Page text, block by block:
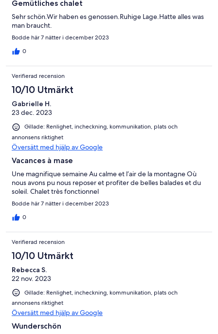
Gemütliches chalet
Sehr schön.Wir haben es genossen.Ruhige Lage.Hatte alles was
man braucht.
Bodde här 7 nätter i december 2023
0
Verifierad recension
10/10 Utmärkt
Gabrielle H.
23 dec. 2023
Gillade: Renlighet, incheckning, kommunikation, plats och
annonsens riktighet
Översätt med hjälp av Google
Vacances à mase
Une magnifique semaine Au calme et l‘air de la montagne Où
nous avons pu nous reposer et profiter de belles balades et du
soleil. Chalet très fonctionnel
Bodde här 7 nätter i december 2023
0
Verifierad recension
10/10 Utmärkt
Rebecca S.
22 nov. 2023
Gillade: Renlighet, incheckning, kommunikation, plats och
annonsens riktighet
Översätt med hjälp av Google
Wunderschön